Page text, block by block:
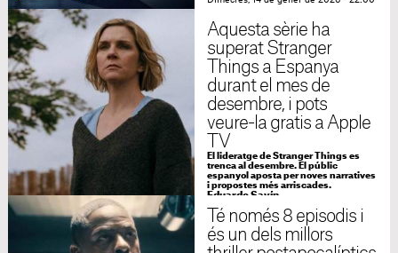
Aquesta sèrie ha
superat Stranger
Things a Espanya
durant el mes de
desembre, i pots
veure-la gratis a Apple
TV
El lideratge de Stranger Things es
trenca al desembre. El públic
espanyol aposta per noves narratives
i propostes més arriscades.
Eduardo Savín
Té només 8 episodis i
és un dels millors